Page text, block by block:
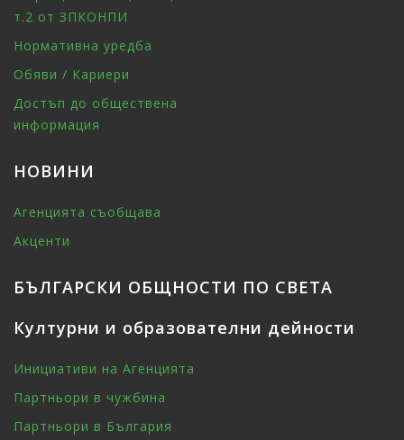
т.2 от ЗПКОНПИ
Нормативна уредба
Обяви / Кариери
Достъп до обществена
информация
НОВИНИ
Агенцията съобщава
Акценти
БЪЛГАРСКИ ОБЩНОСТИ ПО СВЕТА
Културни и образователни дейности
Инициативи на Агенцията
Партньори в чужбина
Партньори в България